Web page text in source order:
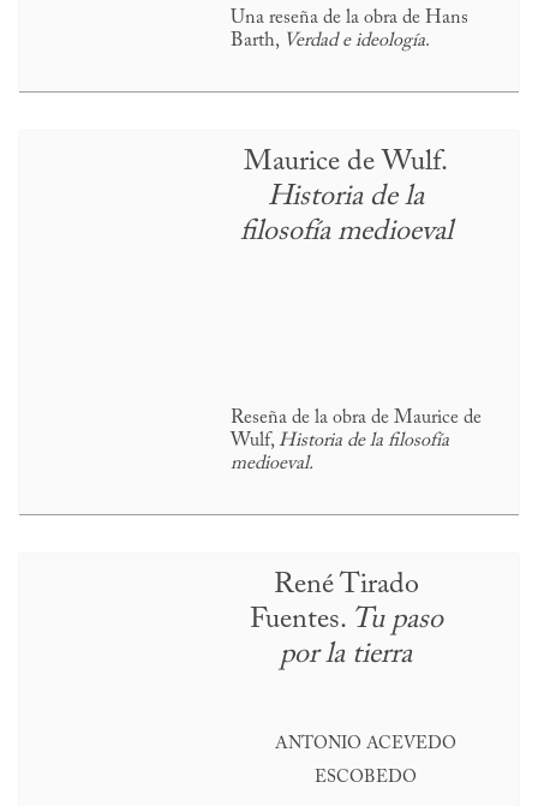
Una reseña de la obra de Hans
Barth, Verdad e ideología.
Maurice de Wulf.
Historia de la
filosofía medioeval
Reseña de la obra de Maurice de
Wulf, Historia de la filosofía
medioeval.
René Tirado
Fuentes. Tu paso
por la tierra
ANTONIO ACEVEDO
ESCOBEDO